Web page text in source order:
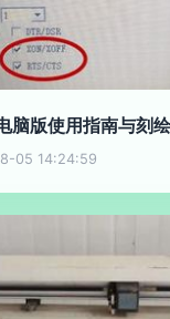
脑版使用指南与刻
05 14:24:59